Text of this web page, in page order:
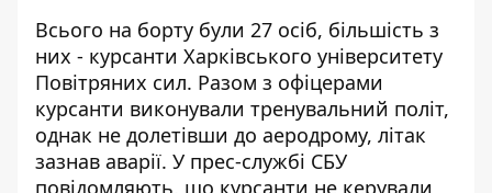
Всього на борту були 27 осіб, більшість з
них - курсанти Харківського університету
Повітряних сил. Разом з офіцерами
курсанти виконували тренувальний політ,
однак не долетівши до аеродрому, літак
зазнав аварії. У прес-службі СБУ
повідомляють, що курсанти не керували